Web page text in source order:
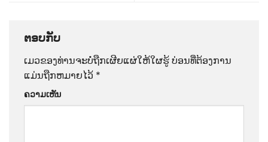
ຕອບກັບ
ເມວຂອງທ່ານຈະບໍ່ຖືກເຜີຍແຜ່ໃຫ້ໃຜຮູ້ບ່ອນທີ່ຕ້ອງການ
ແມ່ນຖືກຫມາຍໄວ້ *
ຄວາມເຫັນ